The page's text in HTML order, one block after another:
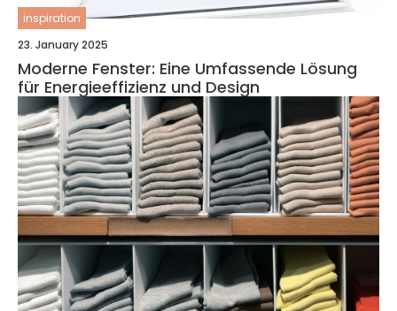
inspiration
23. January 2025
Moderne Fenster: Eine Umfassende Lösung
für Energieeffizienz und Design